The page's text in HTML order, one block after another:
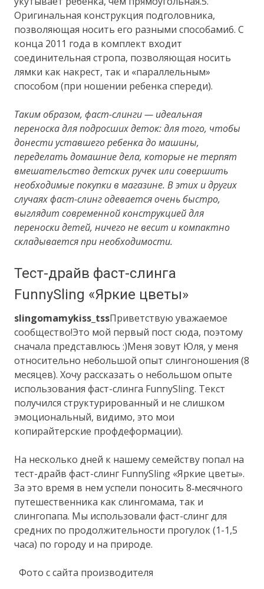
Оригинальная конструкция подголовника,
позволяющая носить его разными способами6. С
конца 2011 года в комплект входит
соединительная стропа, позволяющая носить
лямки как накрест, так и «параллельным»
способом (при ношении ребенка спереди).
Таким образом, фаст-слинги — идеальная
переноска для подросших деток: для того, чтобы
донести уставшего ребенка до машины,
переделать домашние дела, которые не терпят
вмешательство детских ручек или совершить
необходимые покупки в магазине. В этих и других
случаях фаст-слинг одевается очень быстро,
выглядит современной конструкцией для
переноски детей, ничего не весит и компактно
складывается при необходимости.
Тест-драйв фаст-слинга
FunnySling «Яркие цветы»
slingomamykiss_tssПриветствую уважаемое
сообщество!Это мой первый пост сюда, поэтому
сначала представлюсь :)Меня зовут Юля, у меня
относительно небольшой опыт слингоношения (8
месяцев). Хочу рассказать о небольшом опыте
использования фаст-слинга FunnySling. Текст
получился структурированный и не слишком
эмоциональный, видимо, это мои
копирайтерские профдеформации).
На несколько дней к нашему семейству попал на
тест-драйв фаст-слинг FunnySling «Яркие цветы».
За это время в нем успели поносить 8‑месячного
путешественника как слингомама, так и
слингопапа. Мы использовали фаст-слинг для
средних по продолжительности прогулок (1-1,5
часа) по городу и на природе.
Фото с сайта производителя